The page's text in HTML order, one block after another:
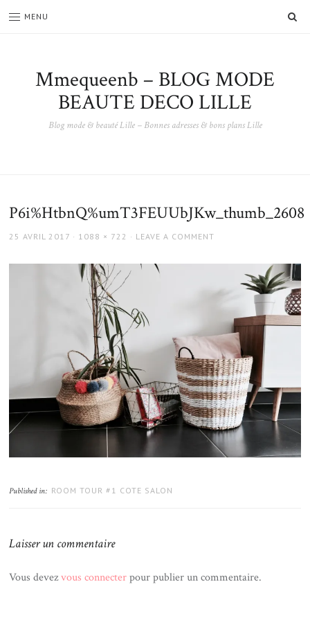
MENU
Mmequeenb – BLOG MODE
BEAUTE DECO LILLE
Blog mode & beauté Lille – Bonnes adresses & bons plans Lille
P6i%HtbnQ%umT3FEUUbJKw_thumb_2608
POSTED
25 AVRIL 2017
FULL
1088 × 722 LEAVE A COMMENT
Published in: ROOM TOUR #1 COTE SALON
Laisser un commentaire
Vous devezvous connecterpour publier un commentaire.